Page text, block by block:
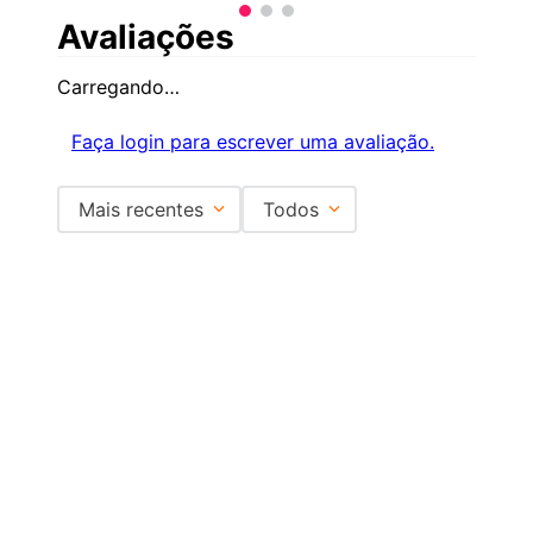
Avaliações
Carregando…
Faça login para escrever uma avaliação.
Mais recentes Todos